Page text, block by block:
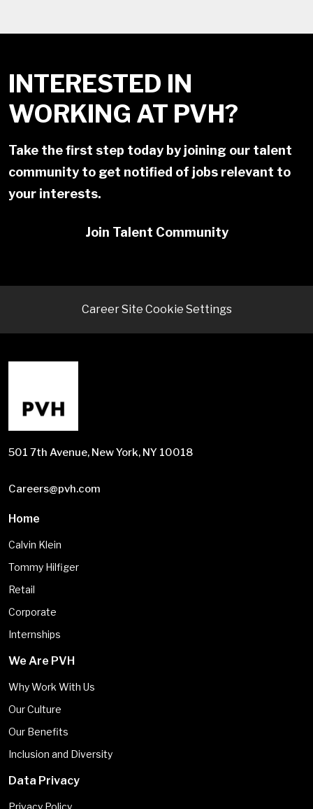
INTERESTED IN
WORKING AT PVH?
Take the first step today by joining our talent
community to get notified of jobs relevant to
your interests.
Join Talent Community
Career Site Cookie Settings
501 7th Avenue, New York, NY 10018
Careers@pvh.com
Home
Calvin Klein
Tommy Hilfiger
Retail
Corporate
Internships
We Are PVH
Why Work With Us
Our Culture
Our Benefits
Inclusion and Diversity
Data Privacy